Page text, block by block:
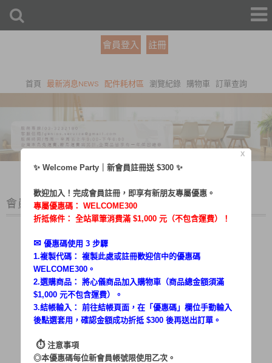
會員登入 註冊
首頁 最新消息NEWS 配件耗材區 瀏覽紀錄 購物車 訂單查詢
會員登入
帳號：
密碼：
X
✨ Welcome Party｜新會員註冊送 $300 ✨
歡迎加入！完成會員註冊，即享有新朋友專屬優惠。
專屬優惠碼： WELCOME300
折抵條件： 全站單筆消費滿 $1,000 元（不包含運費）！
✉︎ 優惠碼使用 3 步驟
1.複製代碼： 複製此處或註冊歡迎信中的優惠碼
WELCOME300。
2.選購商品： 將心儀商品加入購物車（商品總金額須滿
$1,000 元不包含運費）。
3.結帳輸入： 前往結帳頁面，在「優惠碼 」欄位手動輸入
後點選套用，確認金額成功折抵 $300 後再送出訂單。
⏱︎ 注意事項
◎本優惠碼每位新會員帳號限使用乙次。